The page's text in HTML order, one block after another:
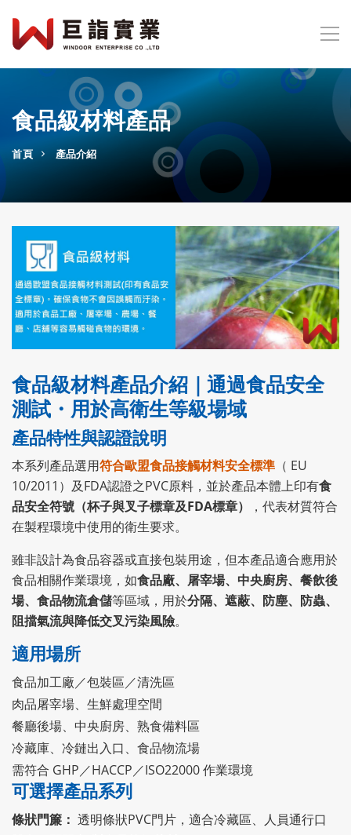
食品級材料產品
首頁 產品介紹
食品級材料產品介紹｜通過食品安全
測試・用於高衛生等級場域
產品特性與認證說明
本系列產品選用符合歐盟食品接觸材料安全標準 （ EU
10/2011）及FDA認證之PVC原料，並於產品本體上印有食
品安全符號（杯子與叉子標章及FDA標章）
，代表材質符合
在製程環境中使用的衛生要求。
雖非設計為食品容器或直接包裝用途，但本產品適合應用於
食品相關作業環境，如食品廠、屠宰場、中央廚房、餐飲後
場、食品物流倉儲等區域，用於分隔、遮蔽、防塵、防蟲、
阻擋氣流與降低交叉污染風險。
適用場所
食品加工廠／包裝區／清洗區
肉品屠宰場、生鮮處理空間
餐廳後場、中央廚房、熟食備料區
冷藏庫、冷鏈出入口、食品物流場
需符合 GHP／HACCP／ISO22000 作業環境
可選擇產品系列
條狀門簾： 透明條狀PVC門片，適合冷藏區、人員通行口